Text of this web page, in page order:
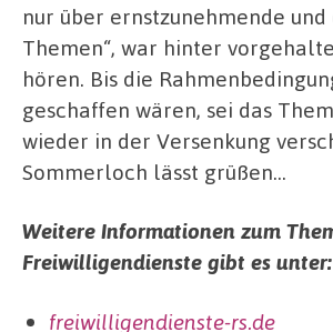
nur über ernstzunehmende
Themen“, war hinter
hören. Bis die
geschaffen wären, sei das
wieder in der Versenkung
Sommerloch lässt grüßen…
Weitere Informationen zum
Freiwilligendienste gibt es unter:
freiwilligendienste-rs.de